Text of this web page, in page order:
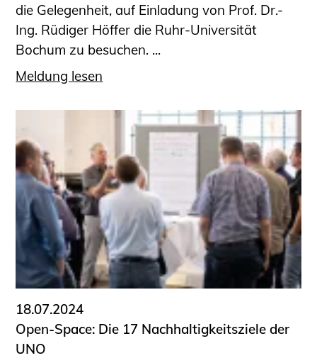
die Gelegenheit, auf Einladung von Prof. Dr.-
Ing. Rüdiger Höffer die Ruhr-Universität
Bochum zu besuchen. ...
Meldung lesen
18.07.2024
Open-Space: Die 17 Nachhaltigkeitsziele der
UNO